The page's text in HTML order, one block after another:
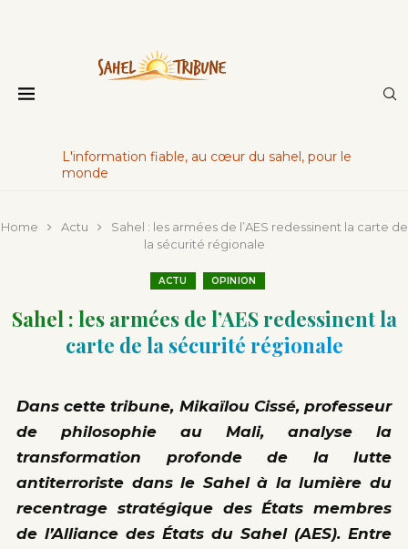
L'information fiable, au cœur du sahel, pour le
monde
Home Actu
Sahel : les armées de l’AES redessinent la carte de
la sécurité régionale
ACTU OPINION
Sahel : les armées de l’AES redessinent la
carte de la sécurité régionale
Dans cette tribune, Mikaïlou Cissé, professeur
de philosophie au Mali, analyse la
transformation profonde de la lutte
antiterroriste dans le Sahel à la lumière du
recentrage stratégique des États membres
de l’Alliance des États du Sahel (AES). Entre